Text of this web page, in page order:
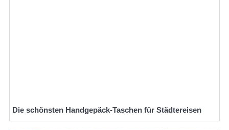
Die schönsten Handgepäck-Taschen für Städtereisen